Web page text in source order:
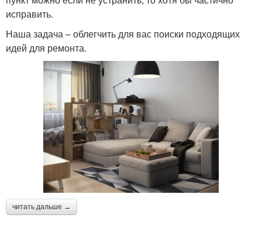
исправить.
Наша задача – облегчить для вас поиски подходящих
идей для ремонта.
читать дальше →